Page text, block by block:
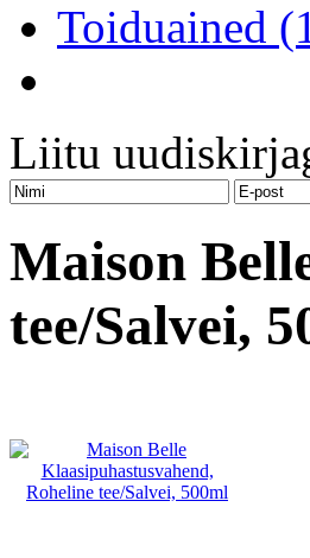
Toiduained
Liitu
Maison
tee/Salvei,